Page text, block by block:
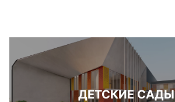
ДЕТСКИЕ САДЫ